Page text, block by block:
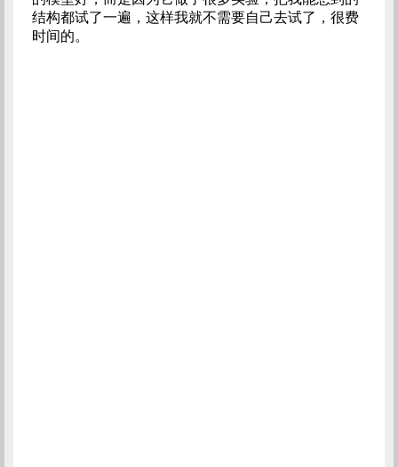
结构都试了一遍，这样我就不需要自己去试了，很费
时间的。